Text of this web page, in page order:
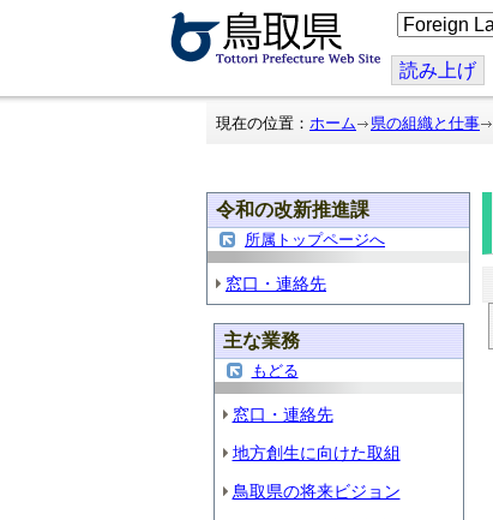
こ
の
ジ
を
翻
読み上げ
現在の位置： ホーム 県の組織と仕事
令和の改新推進課
所属トップページへ
窓口・連絡先
主な業務
もどる
窓口・連絡先
地方創生に向けた取組
鳥取県の将来ビジョン